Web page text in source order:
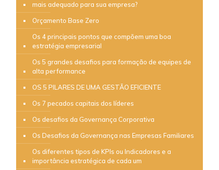
mais adequado para sua empresa?
Orçamento Base Zero
Os 4 principais pontos que compõem uma boa
estratégia empresarial
Os 5 grandes desafios para formação de equipes de
alta performance
OS 5 PILARES DE UMA GESTÃO EFICIENTE
Os 7 pecados capitais dos líderes
Os desafios da Governança Corporativa
Os Desafios da Governança nas Empresas Familiares
Os diferentes tipos de KPIs ou Indicadores e a
importância estratégica de cada um